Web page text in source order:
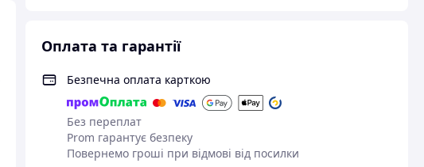
Оплата та гарантії
Безпечна оплата карткою
Без переплат
Prom гарантує безпеку
Повернемо гроші при відмові від посилки